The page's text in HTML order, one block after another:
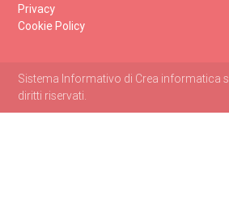
Privacy
Cookie Policy
Sistema Informativo di Crea informatica
diritti riservati.